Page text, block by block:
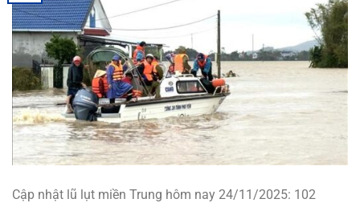
Cập nhật lũ lụt miền Trung hôm nay 24/11/2025: 102